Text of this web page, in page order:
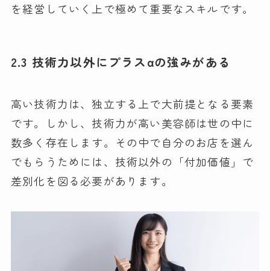
を経営していく上で極めて重要なスキルです。
2.3 技術力以外にプラスαの強みがある
高い技術力は、独立する上で大前提となる要素
です。しかし、技術力が高い美容師は世の中に
数多く存在します。その中で自分のお店を選ん
でもらうためには、技術以外の「付加価値」で
差別化を図る必要があります。